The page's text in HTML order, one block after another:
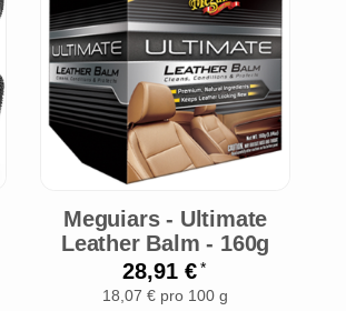
Meguiars - Ultimate
Leather Balm - 160g
28,91 €*
18,07 € pro 100 g